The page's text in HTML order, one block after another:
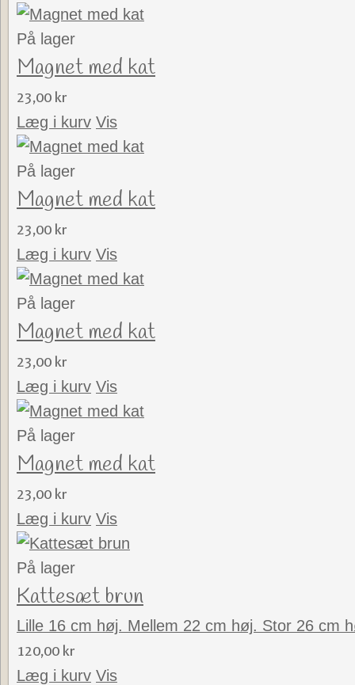
På lager
Magnet med kat
23,00 kr
Læg i kurv Vis
På lager
Magnet med kat
23,00 kr
Læg i kurv Vis
På lager
Magnet med kat
23,00 kr
Læg i kurv Vis
På lager
Magnet med kat
23,00 kr
Læg i kurv Vis
På lager
Kattesæt brun
Lille 16 cm høj. Mellem 22 cm høj. Stor 26 cm
120,00 kr
Læg i kurv Vis